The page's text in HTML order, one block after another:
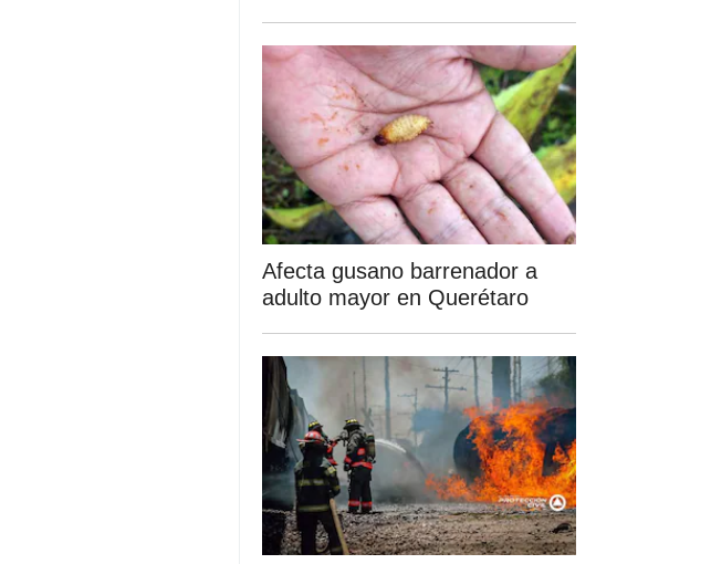
Afecta gusano barrenador a
adulto mayor en Querétaro